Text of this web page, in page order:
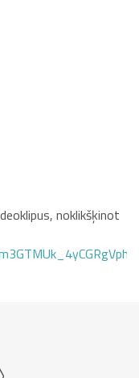
noklikšķinot